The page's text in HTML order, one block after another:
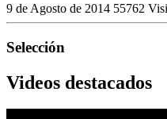
9 de Agosto de 2014 55762
Selección
Videos destacados